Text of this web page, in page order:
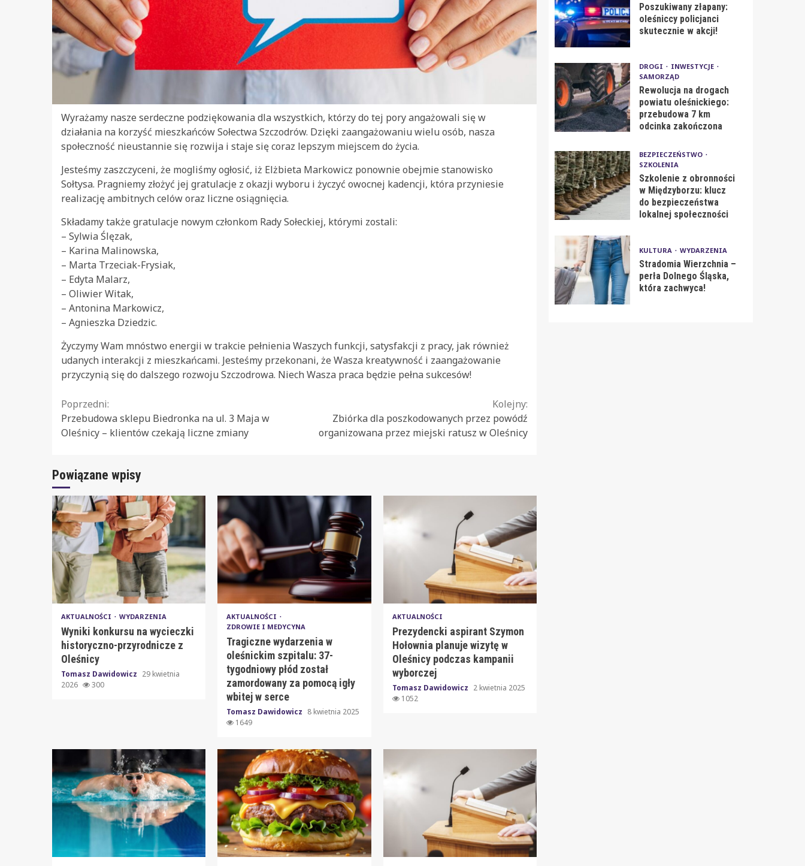
Wyrażamy nasze serdeczne podziękowania dla wszystkich, którzy do tej pory angażowali się w
działania na korzyść mieszkańców Sołectwa Szczodrów. Dzięki zaangażowaniu wielu osób, nasza
społeczność nieustannie się rozwija i staje się coraz lepszym miejscem do życia.
Jesteśmy zaszczyceni, że mogliśmy ogłosić, iż Elżbieta Markowicz ponownie obejmie stanowisko
Sołtysa. Pragniemy złożyć jej gratulacje z okazji wyboru i życzyć owocnej kadencji, która przyniesie
realizację ambitnych celów oraz liczne osiągnięcia.
Składamy także gratulacje nowym członkom Rady Sołeckiej, którymi zostali:
– Sylwia Ślęzak,
– Karina Malinowska,
– Marta Trzeciak-Frysiak,
– Edyta Malarz,
– Oliwier Witak,
– Antonina Markowicz,
– Agnieszka Dziedzic.
Życzymy Wam mnóstwo energii w trakcie pełnienia Waszych funkcji, satysfakcji z pracy, jak również
udanych interakcji z mieszkańcami. Jesteśmy przekonani, że Wasza kreatywność i zaangażowanie
przyczynią się do dalszego rozwoju Szczodrowa. Niech Wasza praca będzie pełna sukcesów!
Continue
Reading
Poprzedni:
Przebudowa sklepu Biedronka na ul. 3 Maja w
Oleśnicy – klientów czekają liczne zmiany
Kolejny:
Zbiórka dla poszkodowanych przez powódź
organizowana przez miejski ratusz w Oleśnicy
Powiązane wpisy
AKTUALNOŚCI WYDARZENIA
Wyniki konkursu na wycieczki
historyczno-przyrodnicze z
Oleśnicy
Tomasz Dawidowicz 29 kwietnia
2026
300
AKTUALNOŚCI
ZDROWIE I MEDYCYNA
Tragiczne wydarzenia w
oleśnickim szpitalu: 37-
tygodniowy płód został
zamordowany za pomocą igły
wbitej w serce
Tomasz Dawidowicz 8 kwietnia 2025
1649
AKTUALNOŚCI
Prezydencki aspirant Szymon
Hołownia planuje wizytę w
Oleśnicy podczas kampanii
wyborczej
Tomasz Dawidowicz 2 kwietnia 2025
1052
Poszukiwany złapany:
oleśniccy policjanci
skutecznie w akcji!
DROGI
INWESTYCJE
SAMORZĄD
Rewolucja na drogach
powiatu oleśnickiego:
przebudowa 7 km
odcinka zakończona
BEZPIECZEŃSTWO
SZKOLENIA
Szkolenie z obronności
w Międzyborzu: klucz
do bezpieczeństwa
lokalnej społeczności
KULTURA WYDARZENIA
Stradomia Wierzchnia –
perła Dolnego Śląska,
która zachwyca!